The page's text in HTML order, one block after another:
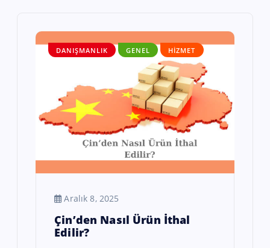
DANIŞMANLIK GENEL HIZMET
Aralık 8, 2025
Çin’den Nasıl Ürün İthal
Edilir?